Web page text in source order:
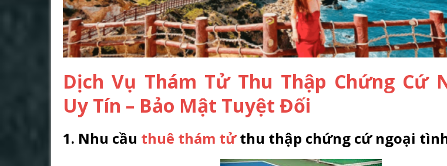
Dịch Vụ Thám Tử Thu Thập Chứng Cứ
Uy Tín – Bảo Mật Tuyệt Đối
1. Nhu cầu thuê thám tửthu thập chứng cứ ngoại